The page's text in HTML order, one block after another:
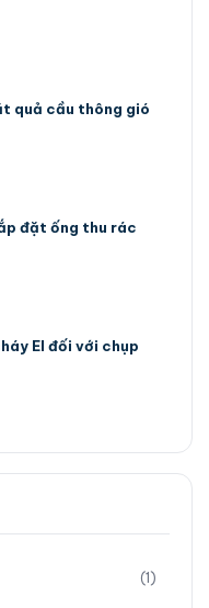
quả cầu thông gió
đặt ống thu rác
EI đối với chụp
(1)